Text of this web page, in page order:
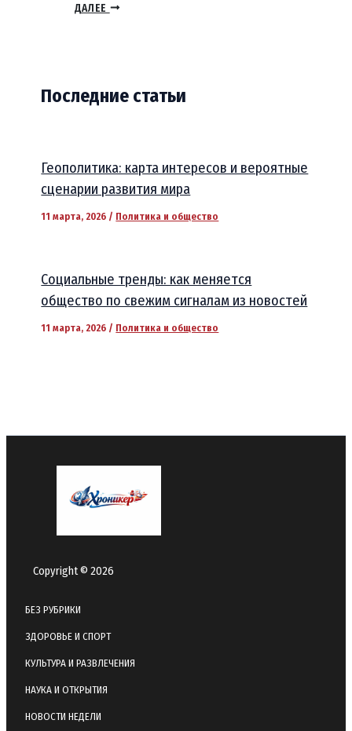
ДАЛЕЕ
Последние статьи
Геополитика: карта интересов и вероятные
сценарии развития мира
11 марта, 2026 / Политика и общество
Социальные тренды: как меняется
общество по свежим сигналам из новостей
11 марта, 2026 / Политика и общество
Copyright © 2026
БЕЗ РУБРИКИ
ЗДОРОВЬЕ И СПОРТ
КУЛЬТУРА И РАЗВЛЕЧЕНИЯ
НАУКА И ОТКРЫТИЯ
НОВОСТИ НЕДЕЛИ